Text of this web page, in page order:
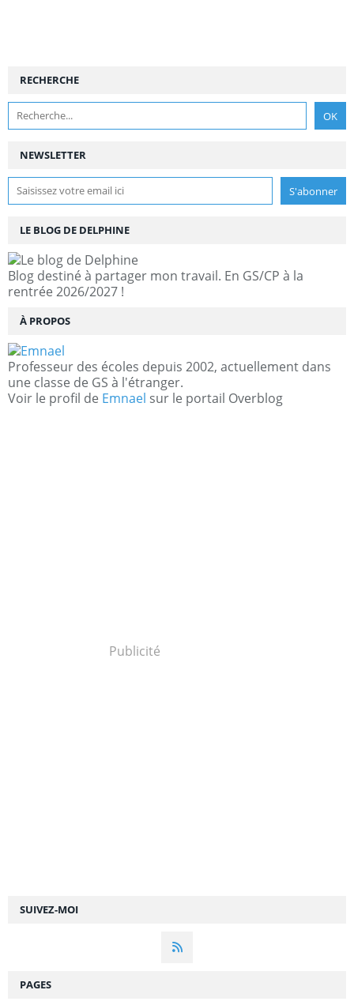
NEWSLETTER
SUIVEZ-MOI
RECHERCHE
LE BLOG DE DELPHINE
Blog destiné à partager mon travail. En GS/CP à la
rentrée 2026/2027 !
À PROPOS
Professeur des écoles depuis 2002, actuellement dans
une classe de GS à l'étranger.
Voir le profil de Emnael sur le portail Overblog
Publicité
PAGES